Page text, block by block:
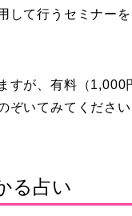
して行うセミナー
すが、有料（1,000
ぞいてみてください
る占い